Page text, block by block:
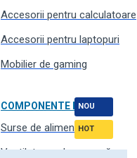
Haine, încălțăminte și accesorii
Accesorii pentru calculatoare
Accesorii pentru laptopuri
Mobilier de gaming
COMPONENTE PC
Surse de alimentare
Ventilatoare de carcasă
NOU
HOT